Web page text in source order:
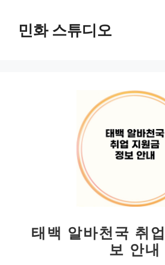
민화 스튜디오
태백 알바천국 취
보 안내